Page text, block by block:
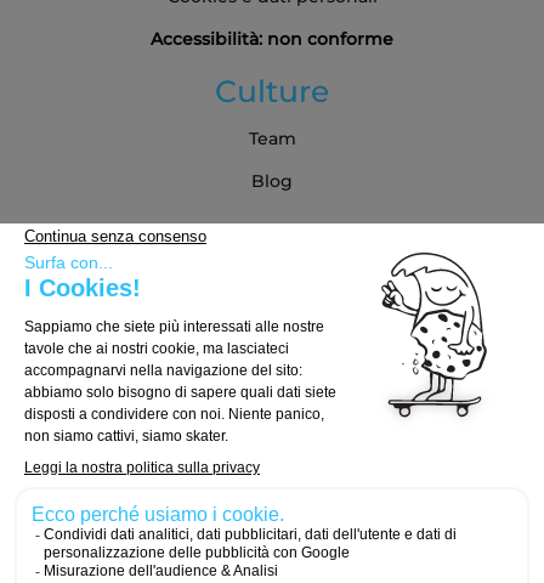
Accessibilità: non conforme
Culture
Team
Blog
Guida all'acquisto
Come scegliere la tua tavola